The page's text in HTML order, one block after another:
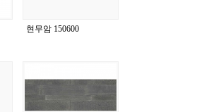
현무암 150600